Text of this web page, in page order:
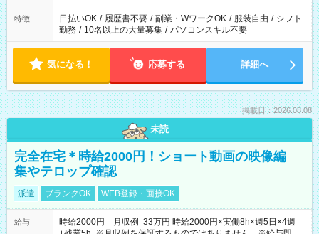
特徴 日払いOK / 履歴書不要 / 副業・WワークOK / 服装自由 / シフト
勤務 / 10名以上の大量募集 / パソコンスキル不要
気になる！ 応募する 詳細へ
掲載日：2026.08.08
未読
完全在宅＊時給2000円！ショート動画の映像編
集やテロップ確認
派遣 ブランクOK WEB登録・面接OK
給与
時給2000円 月収例 33万円 時給2000円×実働8h×週5日×4週